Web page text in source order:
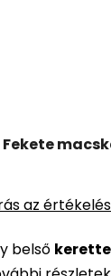
belső
az